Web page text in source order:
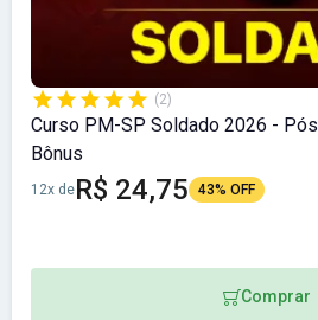
(2)
Curso PM-SP Soldado 2026 -
Bônus
12x deR$ 24,75 43% OFF
Comprar